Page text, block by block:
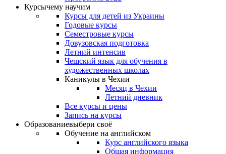
Курсычему научим
Курсы для детей из Украины
Годовые курсы
Семестровые курсы
Довузовская подготовка
Летний интенсив
Чешский язык для обучения в
художественных школах
Каникулы в Чехии
Месяц в Чехии
Летний дневник
Все курсы и цены
Запись на курсы
Образованиевыбери своё
Обучение на английском
Курс английского языка
Общая информация